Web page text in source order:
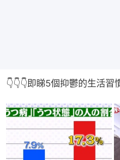
👇👇👇即睇5個抑鬱的生活習